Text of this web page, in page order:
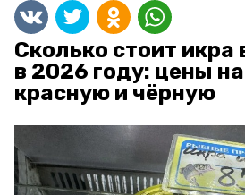
Сколько стоит икра
в 2026 году: цены
красную и чёрную